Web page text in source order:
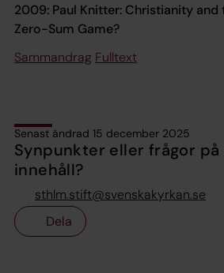
2009: Paul Knitter: Christianity and
Zero-Sum Game?
Sammandrag Fulltext
Senast ändrad 15 december 2025
Synpunkter eller frågor på
innehåll?
sthlm.stift@svenskakyrkan.se
Dela